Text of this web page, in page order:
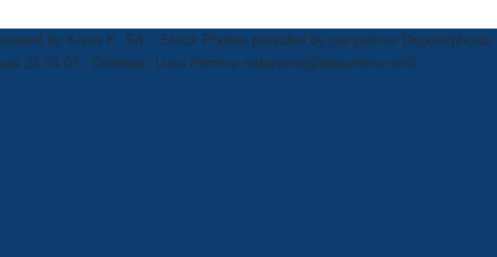
by Know K. Srl -- Stock Photos provided by our partner Depositphotos
24.04.07 - Direttore: Luca Pernice redazione@ilsipontino.net©